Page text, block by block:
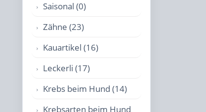
Saisonal (0)
Zähne (23)
Kauartikel (16)
Leckerli (17)
Krebs beim Hund (14)
Krebsarten beim Hund